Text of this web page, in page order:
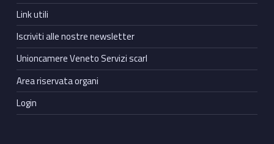
Link utili
Iscriviti alle nostre newsletter
Unioncamere Veneto Servizi scarl
Area riservata organi
Login